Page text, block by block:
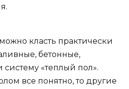
класть практически
бетонные,
«теплый пол».
все понятно, то другие